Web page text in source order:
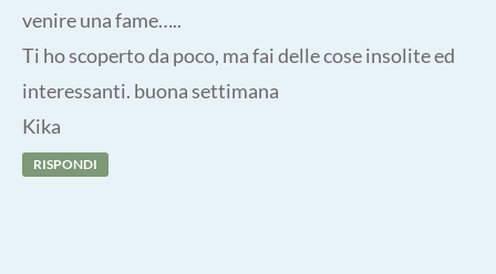
venire una fame…..
Ti ho scoperto da poco, ma fai delle cose insolite ed
interessanti. buona settimana
Kika
RISPONDI